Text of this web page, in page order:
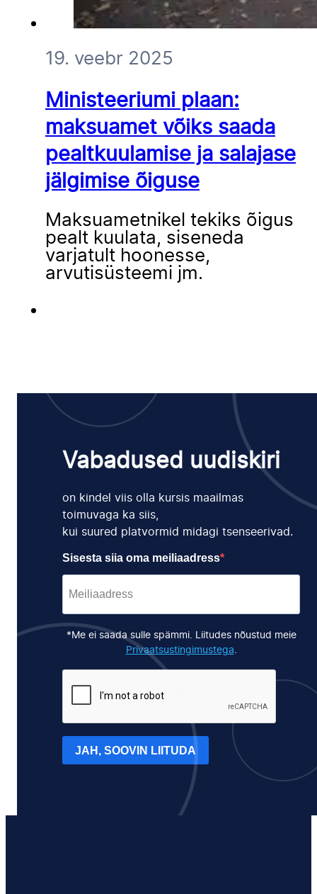
19. veebr 2025
Ministeeriumi plaan:
maksuamet võiks saada
pealtkuulamise ja salajase
jälgimise õiguse
Maksuametnikel tekiks õigus
pealt kuulata, siseneda
varjatult hoonesse,
arvutisüsteemi jm.
Vabadused uudiskiri
on kindel viis olla kursis maailmas
toimuvaga ka siis,
kui suured platvormid midagi tsenseerivad.
Sisesta siia oma meiliaadress
*Me ei saada sulle spämmi. Liitudes nõustud meie
Privaatsustingimustega.
JAH, SOOVIN LIITUDA